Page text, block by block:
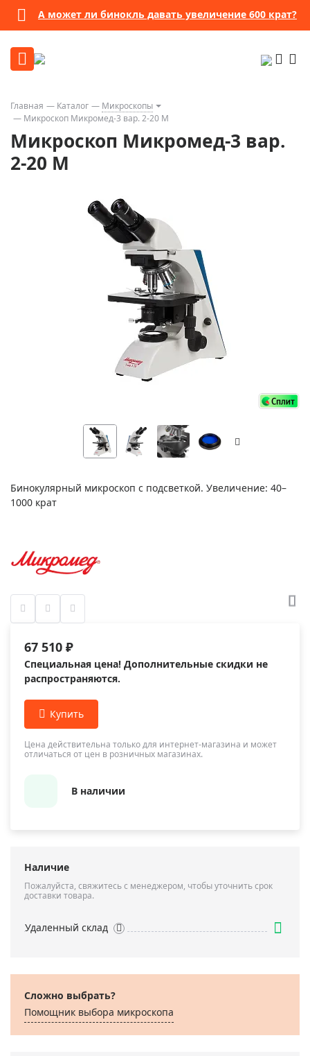
А может ли бинокль давать увеличение 600 крат?
Главная Каталог
Микроскопы
Микроскоп Микромед-3 вар. 2-20 М
Микроскоп Микромед-3 вар.
2-20 М
Бинокулярный микроскоп с подсветкой. Увеличение: 40–
1000 крат
67 510 ₽
Специальная цена! Дополнительные скидки не
распространяются.
Цена действительна только для интернет-магазина и может
отличаться от цен в розничных магазинах.
В наличии
Наличие
Пожалуйста, свяжитесь с менеджером, чтобы уточнить срок
доставки товара.
Удаленный склад
Сложно выбрать?
Помощник выбора микроскoпа